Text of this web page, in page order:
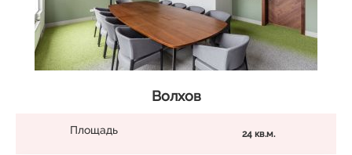
Волхов
Площадь 24 кв.м.